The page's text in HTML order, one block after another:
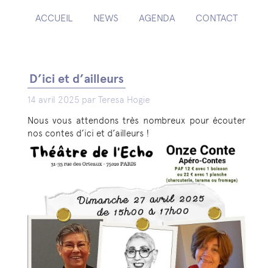
ACCUEIL NEWS AGENDA CONTACT
D’ici et d’ailleurs
14 avril 2025 par Teresa Hogie
Nous vous attendons très nombreux pour écouter
nos contes d’ici et d’ailleurs !